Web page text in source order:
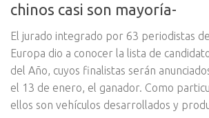
chinos casi son mayoría-
El jurado integrado por 63 periodistas
Europa dio a conocer la lista de
del Año, cuyos finalistas serán
el 13 de enero, el ganador. Como
ellos son vehículos desarrollados y